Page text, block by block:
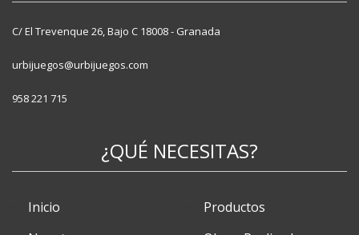
Vallas
C/ El Trevenque 26, Bajo C 18008 - Granada
urbijuegos@urbijuegos.com
958 221 715
¿QUÉ NECESITAS?
Inicio
Productos